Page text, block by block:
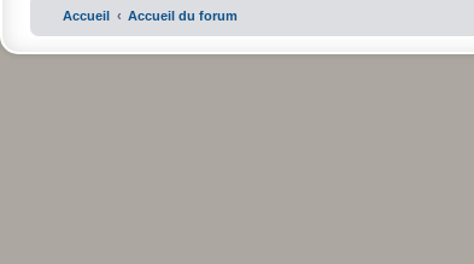
Accueil Accueil du forum